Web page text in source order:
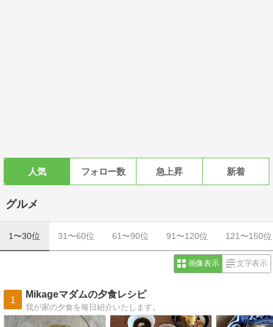
人気 フォロー数 急上昇 新着
グルメ
1〜30位 31〜60位 61〜90位 91〜120位 121〜150位
画像表示 文字表示
1
Mikageマダムの夕食レシピ
我が家の夕食を毎日紹介いたします。